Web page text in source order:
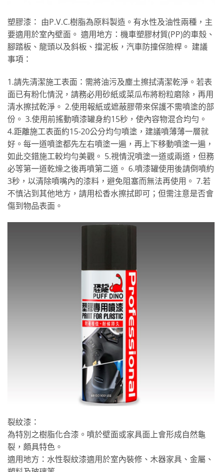
塑膠漆： 由P.V.C.樹脂為原料製造。有水性及油性兩種，主
要適用於室內壁面。 適用地方：機車塑膠材質(PP)的車殼、
腳踏板、龍頭以及斜板、擋泥板，汽車防撞保險桿。 建議
事項：
1.請先清潔施工表面：需將油污及塵土擦拭清潔乾淨。若表
面已有粉化情況，請務必用砂紙或菜瓜布將粉粒磨除，再用
清水擦拭乾淨。 2.使用報紙或遮蔽膠帶來保護不需噴塗的部
份。 3.使用前搖動噴漆罐身約15秒，使內容物混合均勻。
4.距離施工表面約15-20公分均勻噴塗，建議噴薄薄一層就
好。每一道噴塗都先左右噴塗一遍，再上下移動噴塗一遍，
如此交錯施工較均勻美觀。 5.視情況噴塗一道或兩道，但務
必等第一道乾燥之後再噴第二道。 6.噴漆罐使用後請倒噴約
3秒，以清除噴嘴內的漆料，避免阻塞而無法再使用。 7.若
不慎沾到其他地方，請用松香水擦拭即可；但需注意是否會
傷到物品表面。
裂紋漆：
為特別之樹脂化合漆。噴於壁面或家具面上會形成自然龜
裂，頗具特色。
適用地方：水性裂紋漆適用於室內裝修、木器家具、金屬、